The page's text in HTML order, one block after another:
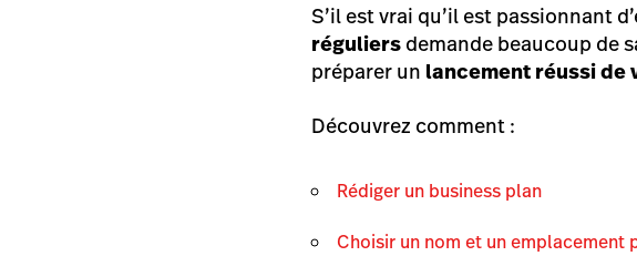
S’il est vrai qu’il est passionnant
réguliers demande beaucoup de
préparer un lancement réussi de
Découvrez comment :
Rédiger un business plan
Choisir un nom et un emplacement